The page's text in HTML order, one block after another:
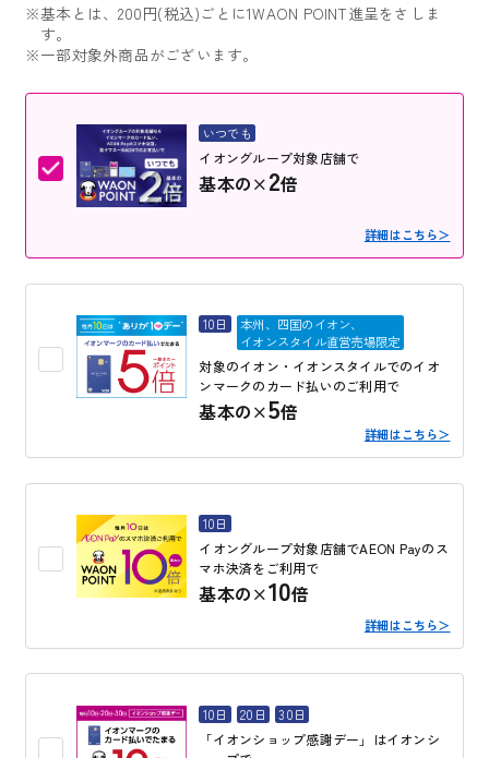
※基本とは、200円(税込)ごとに1WAON POINT進呈をさしま
す。
※一部対象外商品がございます。
いつでも
イオングループ対象店舗で
基本の×2倍
詳細はこちら＞
10日
本州、四国のイオン、
イオンスタイル直営売場限定
対象のイオン・イオンスタイルでのイオ
ンマークのカード払いのご利用で
基本の×5倍
詳細はこちら＞
10日
イオングループ対象店舗でAEON Payのス
マホ決済をご利用で
基本の×10倍
詳細はこちら＞
10日 20日 30日
「イオンショップ感謝デー」はイオンシ